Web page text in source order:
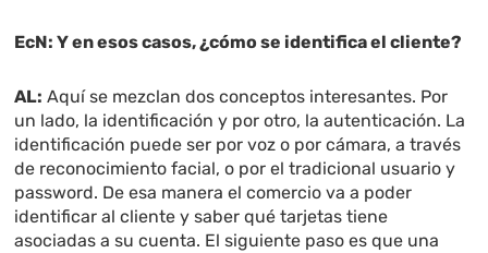
EcN: Y en esos casos, ¿cómo se identifica el cliente?
AL: Aquí se mezclan dos conceptos interesantes. Por
un lado, la identificación y por otro, la autenticación. La
identificación puede ser por voz o por cámara, a través
de reconocimiento facial, o por el tradicional usuario y
password. De esa manera el comercio va a poder
identificar al cliente y saber qué tarjetas tiene
asociadas a su cuenta. El siguiente paso es que una